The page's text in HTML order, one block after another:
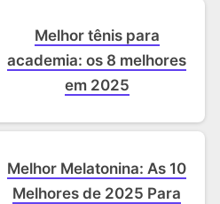
Melhor tênis para
academia: os 8 melhores
em 2025
Melhor Melatonina: As 10
Melhores de 2025 Para